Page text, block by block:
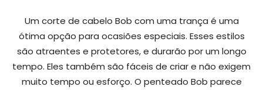
Um corte de cabelo Bob com uma trança é uma
ótima opção para ocasiões especiais. Esses estilos
são atraentes e protetores, e durarão por um longo
tempo. Eles também são fáceis de criar e não exigem
muito tempo ou esforço. O penteado Bob parece